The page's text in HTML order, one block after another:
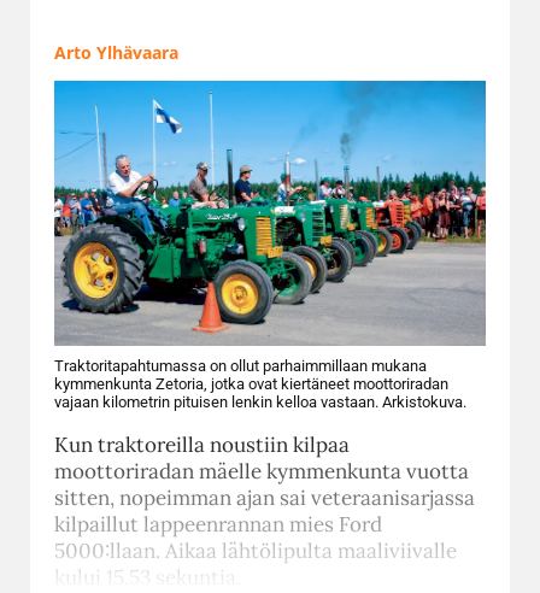
Arto Ylhävaara
Traktoritapahtumassa on ollut parhaimmillaan mukana
kymmenkunta Zetoria, jotka ovat kiertäneet moottoriradan
vajaan kilometrin pituisen lenkin kelloa vastaan. Arkistokuva.
Kun traktoreilla noustiin kilpaa
moottoriradan mäelle kymmenkunta vuotta
sitten, nopeimman ajan sai veteraanisarjassa
kilpaillut lappeenrannan mies Ford
5000:llaan. Aikaa lähtölipulta maaliviivalle
kului 15,53 sekuntia.